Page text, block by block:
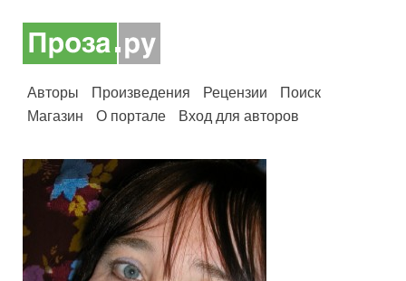
Авторы Произведения Рецензии
Поиск
Магазин
О портале Вход для авторов